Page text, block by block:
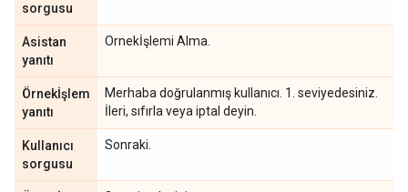
sorgusu
Asistan
yanıtı
Ornekİşlemi Alma.
Örnekİşlem
yanıtı
Merhaba doğrulanmış kullanıcı. 1. seviyedesiniz.
İleri, sıfırla veya iptal deyin.
Kullanıcı
sorgusu
Sonraki.